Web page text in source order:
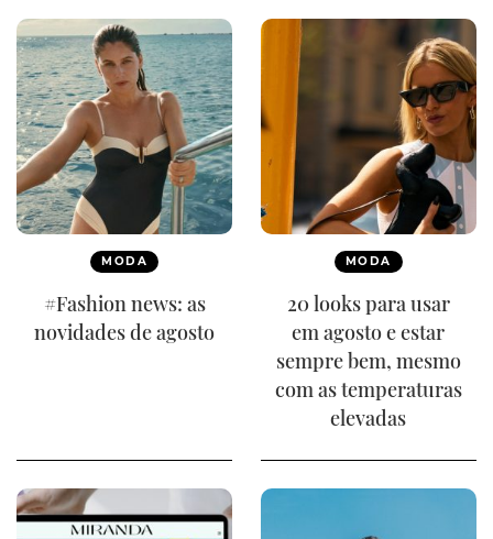
MODA
#Fashion news: as
novidades de agosto
MODA
20 looks para usar
em agosto e estar
sempre bem, mesmo
com as temperaturas
elevadas